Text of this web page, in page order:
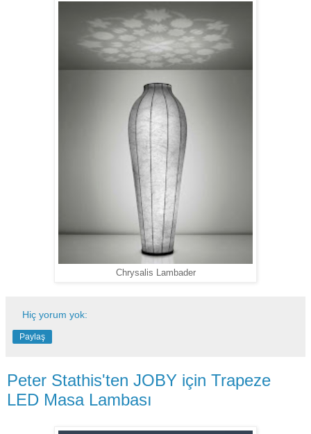
Chrysalis Lambader
Hiç yorum yok:
Paylaş
Peter Stathis'ten JOBY için Trapeze
LED Masa Lambası